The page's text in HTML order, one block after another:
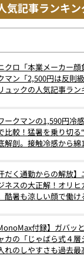
気記事ランキン
クロ「本業メーカー
マン「2,500円は反則
ュックの人気記事ラ
ークマンの1,590円冷
比較！猛暑を乗り切
解剖。接触冷感から綿
だく通勤からの解放
ネスの大正解！オリ
酷暑も涼しい顔で働
付録】ガバッ
カの「じゃばら式４
れのしやすさも過去最